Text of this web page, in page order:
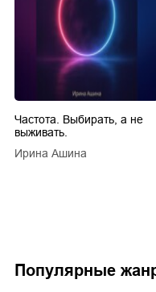
Популярные
Частота. Выбирать, а не
выживать.
Ирина Ашина